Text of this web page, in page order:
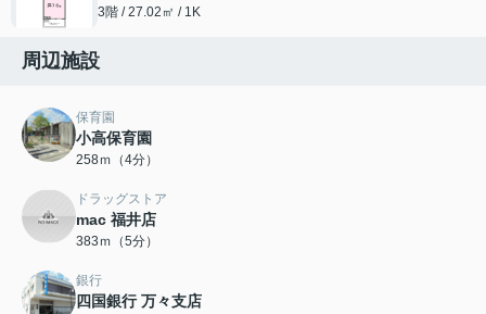
3階 / 27.02㎡ / 1K
周辺施設
保育園
小高保育園
258ｍ（4分）
ドラッグストア
mac 福井店
383ｍ（5分）
銀行
四国銀行 万々支店